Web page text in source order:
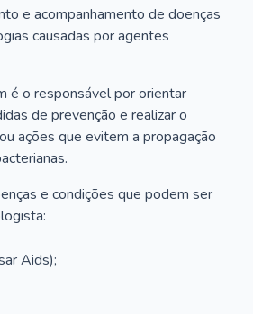
e acompanhamento de doenças
causadas por agentes
é o responsável por orientar
de prevenção e realizar o
ações que evitem a propagação
e condições que podem ser
Aids);